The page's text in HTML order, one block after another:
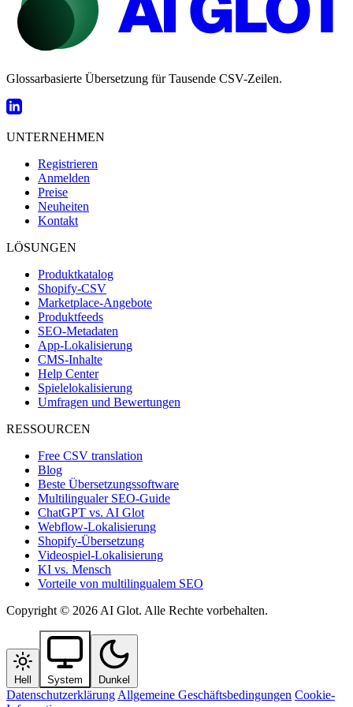
Glossarbasierte Übersetzung für Tausende CSV-Zeilen.
UNTERNEHMEN
Registrieren
Anmelden
Preise
Neuheiten
Kontakt
LÖSUNGEN
Produktkatalog
Shopify-CSV
Marketplace-Angebote
Produktfeeds
SEO-Metadaten
App-Lokalisierung
CMS-Inhalte
Help Center
Spielelokalisierung
Umfragen und Bewertungen
RESSOURCEN
Free CSV translation
Blog
Beste Übersetzungssoftware
Multilingualer SEO-Guide
ChatGPT vs. AI Glot
Webflow-Lokalisierung
Shopify-Übersetzung
Videospiel-Lokalisierung
KI vs. Mensch
Vorteile von multilingualem SEO
Copyright © 2026 AI Glot. Alle Rechte vorbehalten.
Hell System Dunkel
Datenschutzerklärung Allgemeine Geschäftsbedingungen Cookie-